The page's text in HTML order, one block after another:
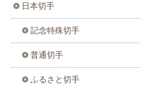
日本切手
記念特殊切手
普通切手
ふるさと切手